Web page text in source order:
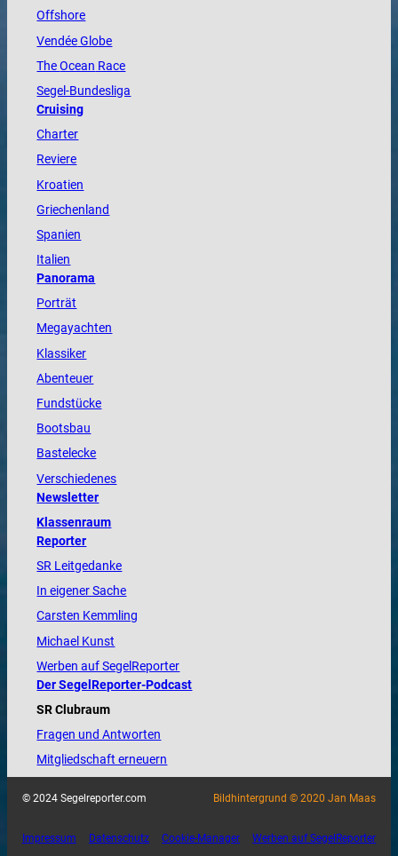
Offshore
VendéeGlobe
TheOcean Race
Segel-Bundesliga
Cruising
Charter
Reviere
Kroatien
Griechenland
Spanien
Italien
Panorama
Porträt
Megayachten
Klassiker
Abenteuer
Fundstücke
Bootsbau
Bastelecke
Verschiedenes
Newsletter
Klassenraum
Reporter
SR Leitgedanke
In eigener Sache
Carsten Kemmling
Michael Kunst
Werben auf SegelReporter
Der SegelReporter-Podcast
SR Clubraum
Fragen und Antworten
Mitgliedschaft erneuern
© 2024 Segelreporter.com Bildhintergrund © 2020 Jan Maas
Impressum Datenschutz Cookie-Manager Werben auf SegelReporter